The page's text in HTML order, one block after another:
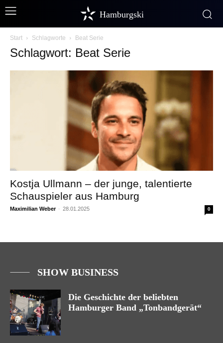
Hamburgski
Start Schlagworte Beat Serie
Schlagwort: Beat Serie
Kostja Ullmann – der junge, talentierte
Schauspieler aus Hamburg
Maximilian Weber - 28.01.2025 0
SHOW BUSINESS
Die Geschichte der beliebten
Hamburger Band „Tonbandgerät“